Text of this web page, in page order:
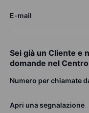
E-mail
Sei già un Cliente e
domande nel
Numero per chiamate
Apri una segnalazione